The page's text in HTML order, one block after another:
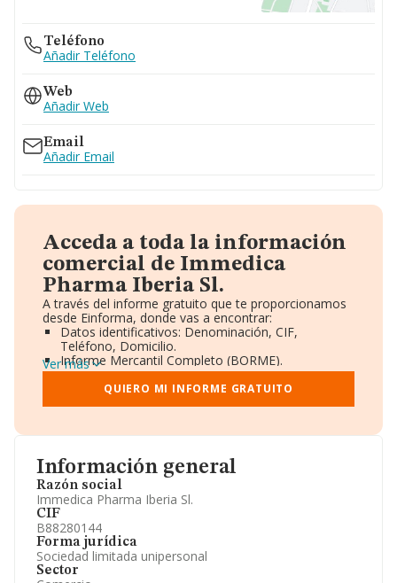
Información general
Razón social
Immedica Pharma Iberia Sl.
CIF
B88280144
Forma jurídica
Sociedad limitada unipersonal
Sector
Teléfono
Añadir Teléfono
Web
Añadir Web
Email
Añadir Email
Acceda a toda la información
comercial de Immedica
Pharma Iberia Sl.
A través del informe gratuito que te proporcionamos
desde Einforma, donde vas a encontrar:
Datos identificativos: Denominación, CIF,
Teléfono, Domicilio.
Informe Mercantil Completo (BORME).
Gráficos de Evolución Ventas y Empleados.
Consejo de Administración y Administradores.
Directivos y Ejecutivos.
Información oficial y registral complementaria.
Ver más
QUIERO MI INFORME GRATUITO